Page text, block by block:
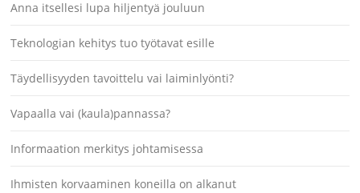
Anna itsellesi lupa hiljentyä jouluun
Teknologian kehitys tuo työtavat esille
Täydellisyyden tavoittelu vai laiminlyönti?
Vapaalla vai (kaula)pannassa?
Informaation merkitys johtamisessa
Ihmisten korvaaminen koneilla on alkanut